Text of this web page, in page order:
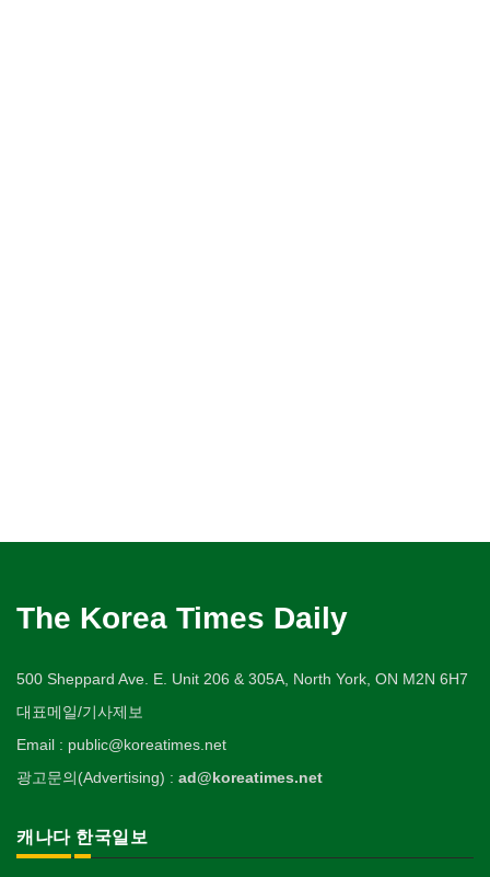
The Korea Times Daily
500 Sheppard Ave. E. Unit 206 & 305A, North York, ON M2N 6H7
대표메일/기사제보
Email : public@koreatimes.net
광고문의(Advertising) : ad@koreatimes.net
캐나다 한국일보